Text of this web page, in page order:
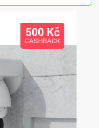
500 Kč
CASHBACK